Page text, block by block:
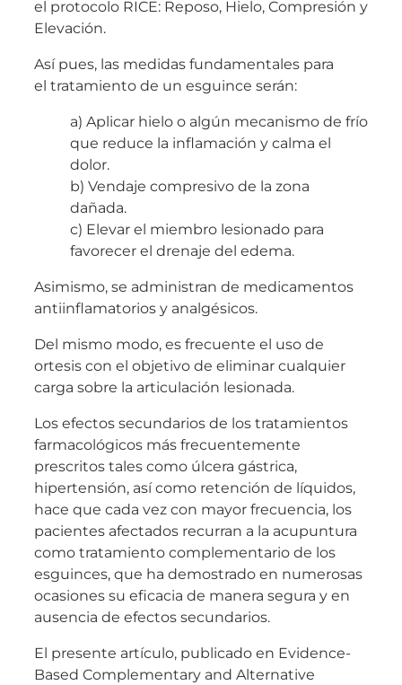
el protocolo RICE: Reposo, Hielo, Compresión y
Elevación.
Así pues, las medidas fundamentales para
el tratamiento de un esguince serán:
a) Aplicar hielo o algún mecanismo de frío
que reduce la inflamación y calma el
dolor.
b) Vendaje compresivo de la zona
dañada.
c) Elevar el miembro lesionado para
favorecer el drenaje del edema.
Asimismo, se administran de medicamentos
antiinflamatorios y analgésicos.
Del mismo modo, es frecuente el uso de
ortesis con el objetivo de eliminar cualquier
carga sobre la articulación lesionada.
Los efectos secundarios de los tratamientos
farmacológicos más frecuentemente
prescritos tales como úlcera gástrica,
hipertensión, así como retención de líquidos,
hace que cada vez con mayor frecuencia, los
pacientes afectados recurran a la acupuntura
como tratamiento complementario de los
esguinces, que ha demostrado en numerosas
ocasiones su eficacia de manera segura y en
ausencia de efectos secundarios.
El presente artículo, publicado en Evidence-
Based Complementary and Alternative